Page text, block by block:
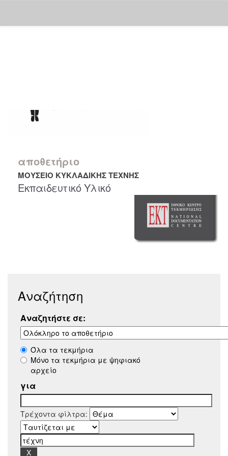
αποθετήριο
ΜΟΥΣΕΙΟ ΚΥΚΛΑΔΙΚΗΣ ΤΕΧΝΗΣ
Εκπαιδευτικό Υλικό
Αναζήτηση
Αναζητήστε σε:
Όλα τα τεκμήρια
Μόνο τα τεκμήρια με ψηφιακό
αρχείο
για
Τρέχοντα φίλτρα: